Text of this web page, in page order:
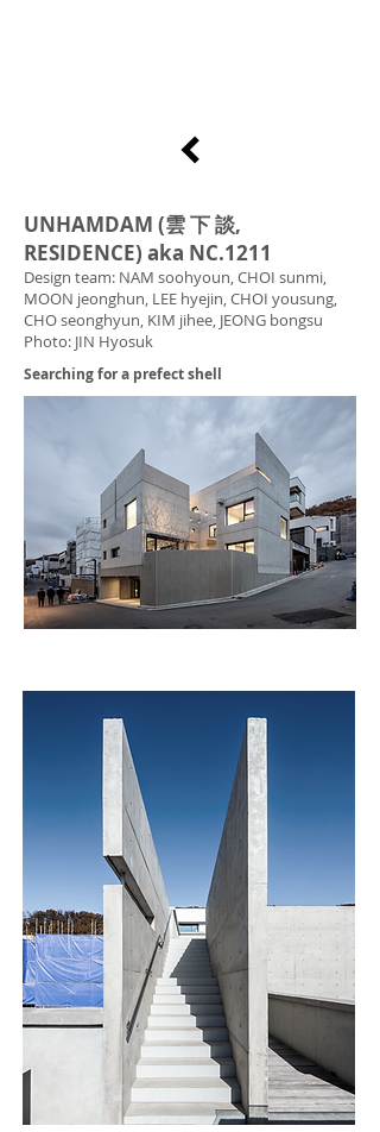
UNHAMDAM (雲 下 談,
RESIDENCE) aka NC.1211
Design team: NAM soohyoun, CHOI sunmi,
MOON jeonghun, LEE hyejin, CHOI yousung,
CHO seonghyun, KIM jihee, JEONG bongsu
Photo: JIN Hyosuk
Searching for a prefect shell